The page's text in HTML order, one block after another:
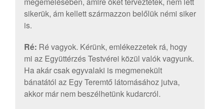
sikerük, ám kellett származzon belőlük némi siker
is.
Ré: Ré vagyok. Kérünk, emlékezzetek rá, hogy
mi az Együttérzés Testvérei közül valók vagyunk.
Ha akár csak egyvalaki is megmenekült
bánatától az Egy Teremtő látomásához jutva,
akkor már nem beszélhetünk kudarcról.